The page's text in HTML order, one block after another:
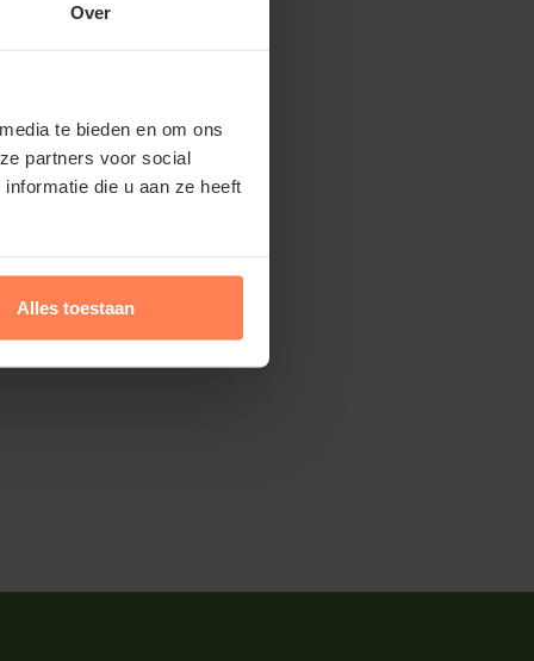
Over
te bieden en om ons
partners voor social
die u aan ze heeft
Alles toestaan